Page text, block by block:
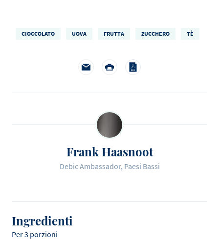
CIOCCOLATO UOVA FRUTTA ZUCCHERO TÈ
Frank Haasnoot
Debic Ambassador, Paesi Bassi
Ingredienti
Per 3 porzioni